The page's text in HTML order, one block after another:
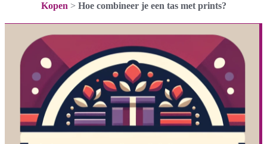
Kopen > Hoe combineer je een tas met prints?